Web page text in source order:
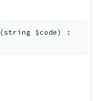
(string $code)
: